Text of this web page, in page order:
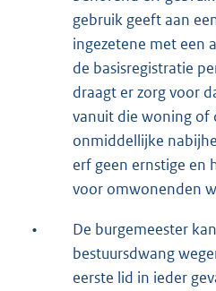
gebruik geeft aan
ingezetene met een
de basisregistratie
draagt er zorg voor
vanuit die woning of
onmiddellijke
erf geen ernstige en
voor omwonenden
•
De burgemeester
bestuursdwang
eerste lid in ieder